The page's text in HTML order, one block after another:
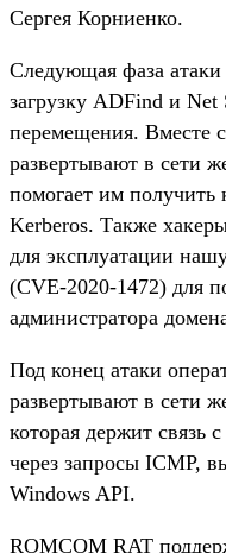
Сергея Корниенко.
Следующая фаза
загрузку ADFind и
перемещения. Вместе
развертывают в сети
помогает им
Kerberos. Также
для эксплуатации
(CVE-2020-1472) для
администратора
Под конец атаки
развертывают в сети
которая держит связь
через запросы ICMP,
Windows API.
ROMCOM RAT